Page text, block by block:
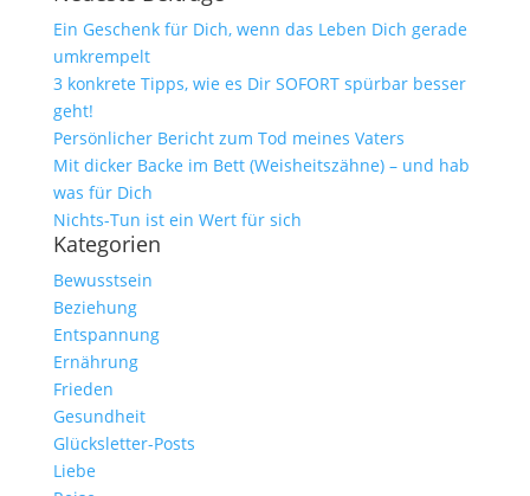
Ein Geschenk für Dich, wenn das Leben Dich gerade
umkrempelt
3 konkrete Tipps, wie es Dir SOFORT spürbar besser
geht!
Persönlicher Bericht zum Tod meines Vaters
Mit dicker Backe im Bett (Weisheitszähne) – und hab
was für Dich
Nichts-Tun ist ein Wert für sich
Kategorien
Bewusstsein
Beziehung
Entspannung
Ernährung
Frieden
Gesundheit
Glücksletter-Posts
Liebe